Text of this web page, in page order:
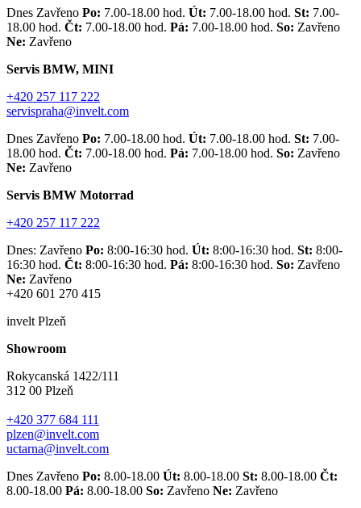
Dnes Zavřeno Po: 7.00-18.00 hod. Út: 7.00-18.00 hod. St: 7.00-
18.00 hod. Čt: 7.00-18.00 hod. Pá: 7.00-18.00 hod. So: Zavřeno
Ne: Zavřeno
Servis BMW, MINI
+420 257 117 222
servispraha@invelt.com
Dnes Zavřeno Po: 7.00-18.00 hod. Út: 7.00-18.00 hod. St: 7.00-
18.00 hod. Čt: 7.00-18.00 hod. Pá: 7.00-18.00 hod. So: Zavřeno
Ne: Zavřeno
Servis BMW Motorrad
+420 257 117 222
Dnes: Zavřeno Po: 8:00-16:30 hod. Út: 8:00-16:30 hod. St: 8:00-
16:30 hod. Čt: 8:00-16:30 hod. Pá: 8:00-16:30 hod. So: Zavřeno
Ne: Zavřeno
+420 601 270 415
invelt Plzeň
Showroom
Rokycanská 1422/111
312 00 Plzeň
+420 377 684 111
plzen@invelt.com
uctarna@invelt.com
Dnes Zavřeno Po: 8.00-18.00 Út: 8.00-18.00 St: 8.00-18.00 Čt:
8.00-18.00 Pá: 8.00-18.00 So: Zavřeno Ne: Zavřeno